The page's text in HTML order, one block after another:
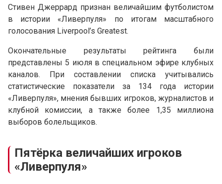
Стивен Джеррард признан величайшим футболистом
в истории «Ливерпуля» по итогам масштабного
голосования Liverpool’s Greatest.
Окончательные результаты рейтинга были
представлены 5 июля в специальном эфире клубных
каналов. При составлении списка учитывались
статистические показатели за 134 года истории
«Ливерпуля», мнения бывших игроков, журналистов и
клубной комиссии, а также более 1,35 миллиона
выборов болельщиков.
Пятёрка величайших игроков
«Ливерпуля»